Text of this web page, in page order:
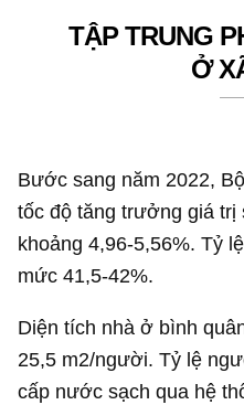
TẬP TRUNG
Ở
Bước sang năm 2022,
tốc độ tăng trưởng giá
khoảng 4,96-5,56%. Tỷ
mức 41,5-42%.
Diện tích nhà ở bình
25,5 m2/người. Tỷ lệ
cấp nước sạch qua hệ